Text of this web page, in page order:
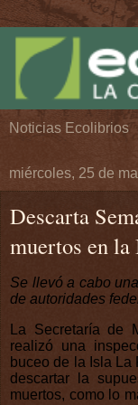
Noticias Ecolibrios
miércoles, 25 de
Descarta
muertos en la
Se llevó a cabo
de autoridades
La Secretaría de
realizó una
buceo de la Isla La
descartar la
muertos, como lo